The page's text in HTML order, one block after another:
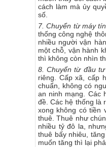
cách làm mà ủy
số.
7. Chuyển từ máy
thống công nghệ
nhiều người vận
một chỗ, vận hành
thì không còn nhìn
8. Chuyển từ đầu
riêng. Cấp xã, cấp
chuẩn, không có
an ninh mạng. Các
đề. Các hệ thống là
xong không có tiền
thuê. Thuê như
nhiều tỷ đô la,
thuê bấy nhiêu,
muốn tăng thì lại